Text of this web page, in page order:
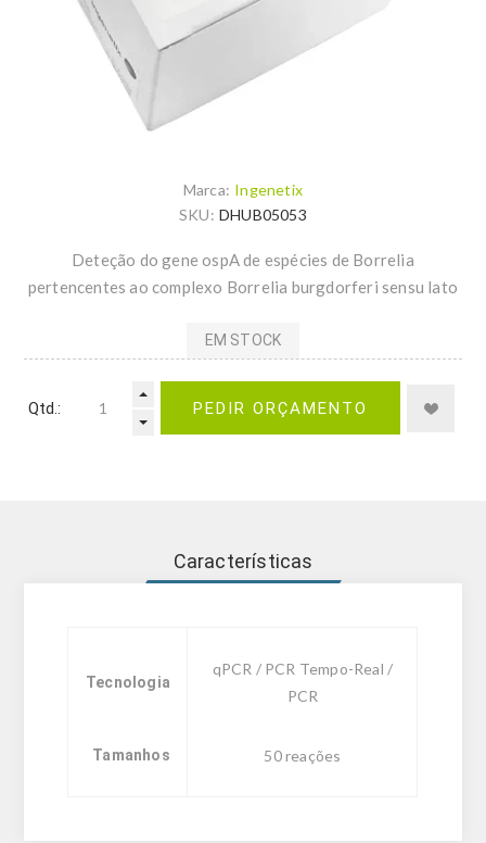
Marca: Ingenetix
SKU: DHUB05053
Deteção do gene ospA de espécies de Borrelia
pertencentes ao complexo Borrelia burgdorferi sensu lato
EM STOCK
Qtd.: PEDIR ORÇAMENTO
Características
Tecnologia
qPCR / PCR Tempo-Real /
PCR
Tamanhos 50 reações